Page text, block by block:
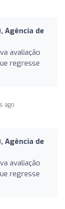
Agência de
avaliação
regresse
ago
Agência de
avaliação
regresse